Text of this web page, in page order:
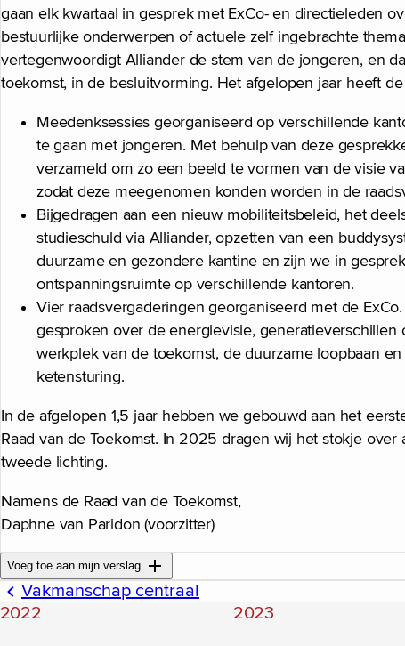
gaan elk kwartaal in gesprek met ExCo- en directieleden
bestuurlijke onderwerpen of actuele zelf ingebrachte
vertegenwoordigt Alliander de stem van de jongeren, en
toekomst, in de besluitvorming. Het afgelopen jaar heeft de
Meedenksessies georganiseerd op verschillende
te gaan met jongeren. Met behulp van deze
verzameld om zo een beeld te vormen van de visie
zodat deze meegenomen konden worden in de
Bijgedragen aan een nieuw mobiliteitsbeleid, het
studieschuld via Alliander, opzetten van een
duurzame en gezondere kantine en zijn we in
ontspanningsruimte op verschillende kantoren.
Vier raadsvergaderingen georganiseerd met de
gesproken over de energievisie, generatieverschillen
werkplek van de toekomst, de duurzame loopbaan
ketensturing.
In de afgelopen 1,5 jaar hebben we gebouwd aan het
Raad van de Toekomst. In 2025 dragen wij het stokje over
tweede lichting.
Namens de Raad van de Toekomst,
Daphne van Paridon (voorzitter)
Voeg toe aan mijn verslag
Vakmanschap centraal
2022
2023